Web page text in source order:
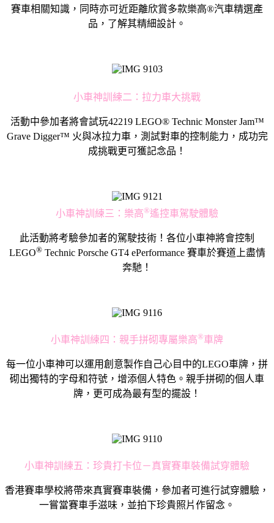
賽車相關知識，同時亦可近距離欣賞多款樂高®汽車精選產
品，了解其精細設計。
小車神訓練二：拉力車大挑戰
活動中參加者將會試玩42219 LEGO® Technic Monster Jam™
Grave Digger™ 火與冰拉力車，測試對車的控制能力，成功完
成挑戰更可獲記念品！
小車神訓練三：樂高®遙控車駕駛體驗
此活動將考驗參加者的駕駛技術！各位小車神將會控制
LEGO®Technic Porsche GT4 ePerformance 賽車於賽道上盡情
奔馳！
小車神訓練四：親手拼砌專屬樂高®車牌
每一位小車神可以運用創意製作自己心目中的LEGO車牌，拼
砌出獨特的字母和符號，增添個人特色。親手拼砌的個人車
牌，更可成為最有型的擺設！
小車神訓練五：珍貴打卡位－真實賽車裝備試穿體驗
香港賽車學校將帶來真實賽車裝備，參加者可進行試穿體驗，
一嘗當賽車手滋味，並拍下珍貴照片作留念。